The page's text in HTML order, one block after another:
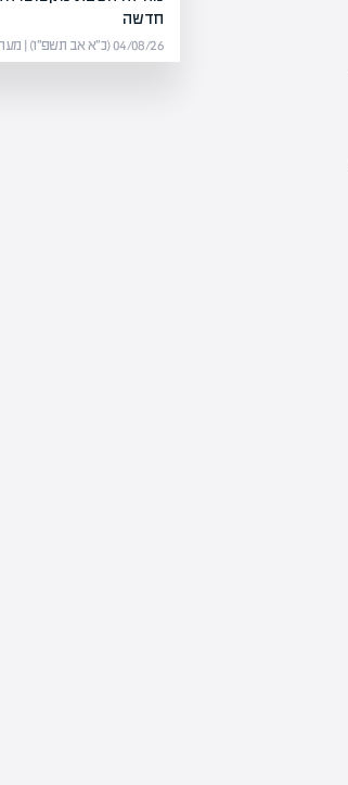
חדשה
04/08/26 (כ״א אב תשפ״ו) | מערכת אפיק